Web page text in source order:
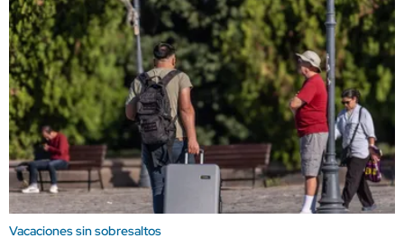
Vacaciones sin sobresaltos